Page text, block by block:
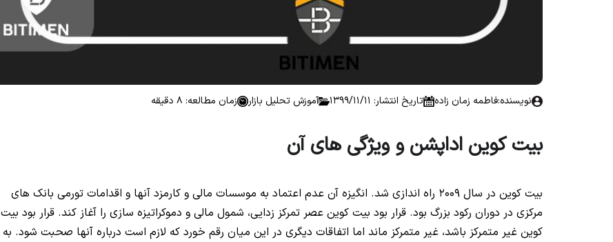
نویسنده:فاطمه زمان زاده تاریخ انتشار: 1399/11/11 آموزش تحلیل بازار زمان مطالعه: 8 دقیقه
بیت کوین اداپشن و ویژگی های آن
بیت کوین در سال 2009 راه اندازی شد. انگیزه آن عدم اعتماد به موسسات مالی و کارمزد آنها و اقدامات تورمی بانک های
مرکزی در دوران رکود بزرگ بود. قرار بود بیت کوین عصر تمرکز زدایی، شمول مالی و دموکراتیزه سازی را آغاز کند. قرار بود بیت
کوین غیر متمرکز باشد، غیر متمرکز ماند اما اتفاقات دیگری در این میان رقم خورد که لازم است درباره آنها صحبت شود. به